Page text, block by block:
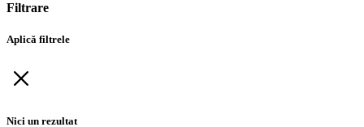
Filtrare
Aplică filtrele
Nici un rezultat